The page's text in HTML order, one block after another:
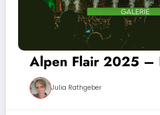
Alpen Flair 2025 –
Julia Rathgeber